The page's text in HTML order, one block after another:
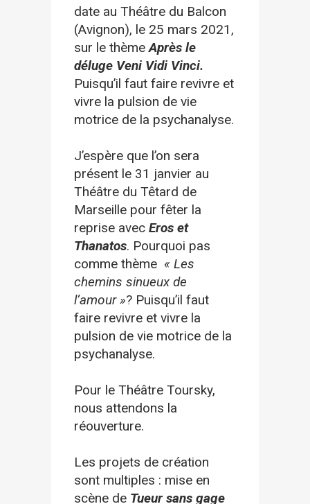
date au Théâtre du Balcon
(Avignon), le 25 mars 2021,
sur le thèmeAprès le
déluge Veni Vidi Vinci.
Puisqu’il faut faire revivre et
vivre la pulsion de vie
motrice de la psychanalyse.
J’espère que l’on sera
présent le 31 janvier au
Théâtre du Têtard de
Marseille pour fêter la
reprise avec Eros et
Thanatos. Pourquoi pas
comme thème « Les
chemins sinueux de
l’amour »? Puisqu’il faut
faire revivre et vivre la
pulsion de vie motrice de la
psychanalyse.
Pour le Théâtre Toursky,
nous attendons la
réouverture.
Les projets de création
sont multiples : mise en
scène de Tueur sans gage